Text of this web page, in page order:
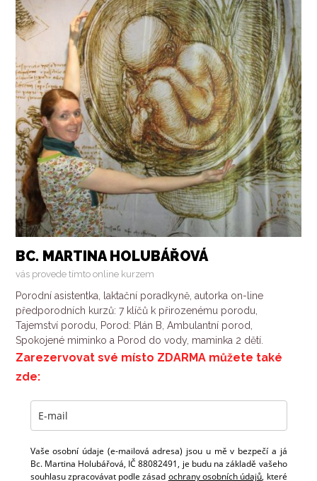
BC. MARTINA HOLUBÁŘOVÁ
vás provede tímto online kurzem
Porodní asistentka, laktační poradkyně, autorka on-line
předporodních kurzů: 7 klíčů k přirozenému porodu,
Tajemství porodu, Porod: Plán B, Ambulantní porod,
Spokojené miminko a Porod do vody, maminka 2 dětí.
Zarezervovat své místo ZDARMA můžete také
zde:
Vaše osobní údaje (e-mailová adresa) jsou u mě v bezpečí a já
Bc. Martina Holubářová, IČ 88082491, je budu na základě vašeho
souhlasu zpracovávat podle zásad ochrany osobních údajů, které